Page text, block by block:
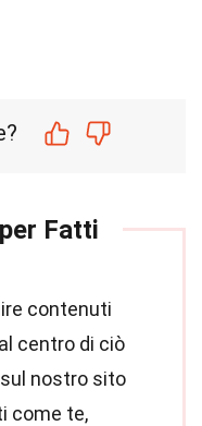
Fatti
contenuti
centro di ciò
nostro sito
come te,